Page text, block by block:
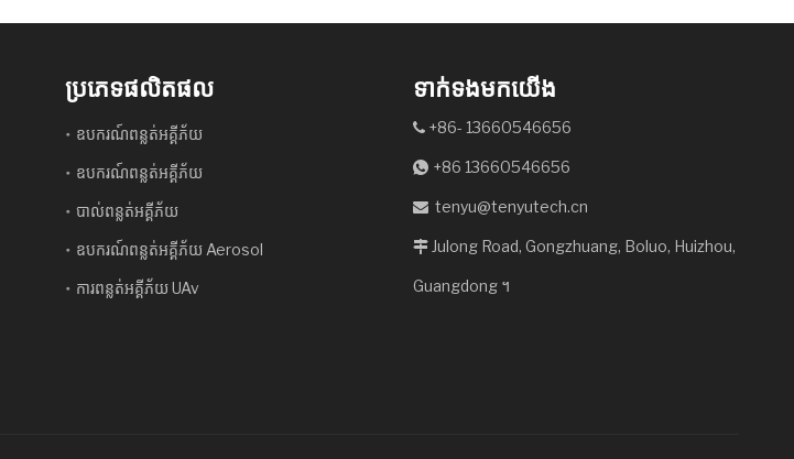
ប្រភេទផលិតផល
ឧបករណ៍ពន្លត់អគ្គីភ័យ
ឧបករណ៍ពន្លត់អគ្គីភ័យ
បាល់ពន្លត់អគ្គីភ័យ
ឧបករណ៍ពន្លត់អគ្គីភ័យ Aerosol
ការពន្លត់អគ្គីភ័យ UAv
ទាក់ទងមកយើង
+86- 13660546656
 +86 13660546656
 tenyu@tenyutech.cn
Julong Road, Gongzhuang, Boluo, Huizhou,
Guangdong ។